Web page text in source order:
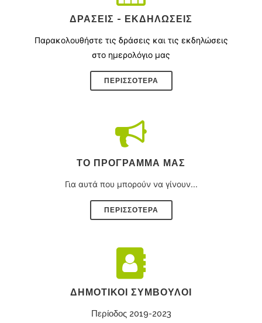
ΔΡΆΣΕΙΣ - ΕΚΔΗΛΏΣΕΙΣ
Παρακολουθήστε τις δράσεις και τις εκδηλώσεις
στο ημερολόγιο μας
ΠΕΡΙΣΣΌΤΕΡΑ
ΤΟ ΠΡΌΓΡΑΜΜΑ ΜΑΣ
Για αυτά που μπορούν να γίνουν...
ΠΕΡΙΣΣΟΤΕΡΑ
ΔΗΜΟΤΙΚΟΊ ΣΎΜΒΟΥΛΟΙ
Περίοδος 2019-2023